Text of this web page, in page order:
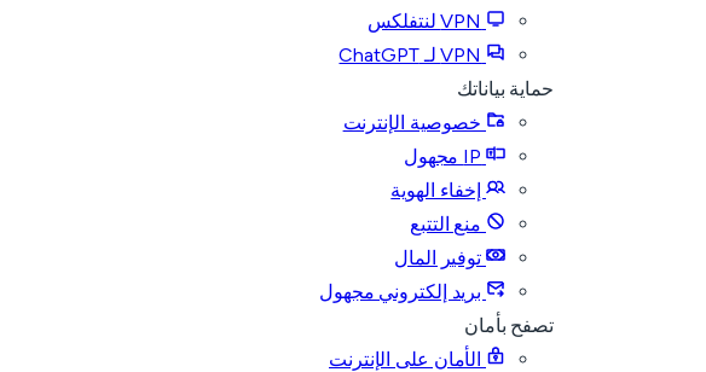
حماية بياناتك
خصوصية الإنترنت
إخفاء الهوية
منع التتبع
توفير المال
بريد إلكتروني مجهول
تصفح بأمان
الأمان على الإنترنت